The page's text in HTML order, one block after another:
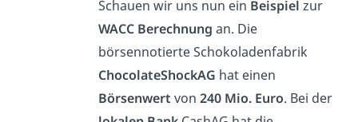
Schauen wir uns nun ein Beispiel zur
WACC Berechnung an. Die
börsennotierte Schokoladenfabrik
ChocolateShockAG hat einen
Börsenwert von 240 Mio. Euro. Bei der